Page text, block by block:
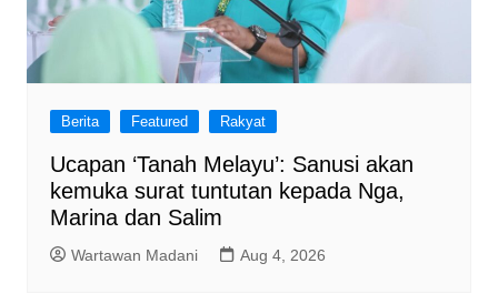
Berita Featured Rakyat
Ucapan ‘Tanah Melayu’: Sanusi akan
kemuka surat tuntutan kepada Nga,
Marina dan Salim
Wartawan Madani Aug 4, 2026